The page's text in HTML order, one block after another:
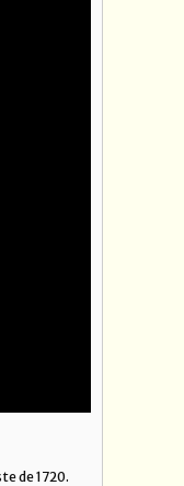
de 1720.